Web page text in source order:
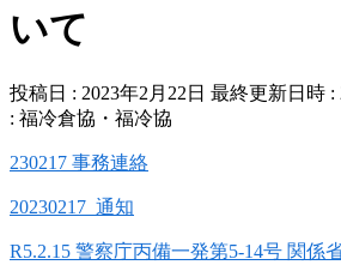
いて
投稿日 : 2023年2月22日 最終更新日時 :
: 福冷倉協・福冷協
230217 事務連絡
20230217_通知
R5.2.15 警察庁丙備一発第5-14号 関係